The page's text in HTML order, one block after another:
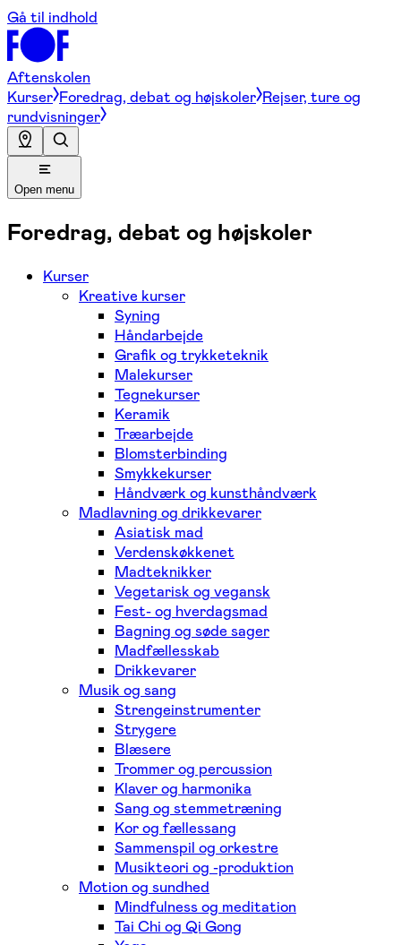
Gå til indhold
Aftenskolen
Kurser Foredrag, debat og højskoler Rejser, ture og
rundvisninger
Open menu
Foredrag, debat og højskoler
Kurser
Kreative kurser
Syning
Håndarbejde
Grafik og trykketeknik
Malekurser
Tegnekurser
Keramik
Træarbejde
Blomsterbinding
Smykkekurser
Håndværk og kunsthåndværk
Madlavning og drikkevarer
Asiatisk mad
Verdenskøkkenet
Madteknikker
Vegetarisk og vegansk
Fest- og hverdagsmad
Bagning og søde sager
Madfællesskab
Drikkevarer
Musik og sang
Strengeinstrumenter
Strygere
Blæsere
Trommer og percussion
Klaver og harmonika
Sang og stemmetræning
Kor og fællessang
Sammenspil og orkestre
Musikteori og -produktion
Motion og sundhed
Mindfulness og meditation
Tai Chi og Qi Gong